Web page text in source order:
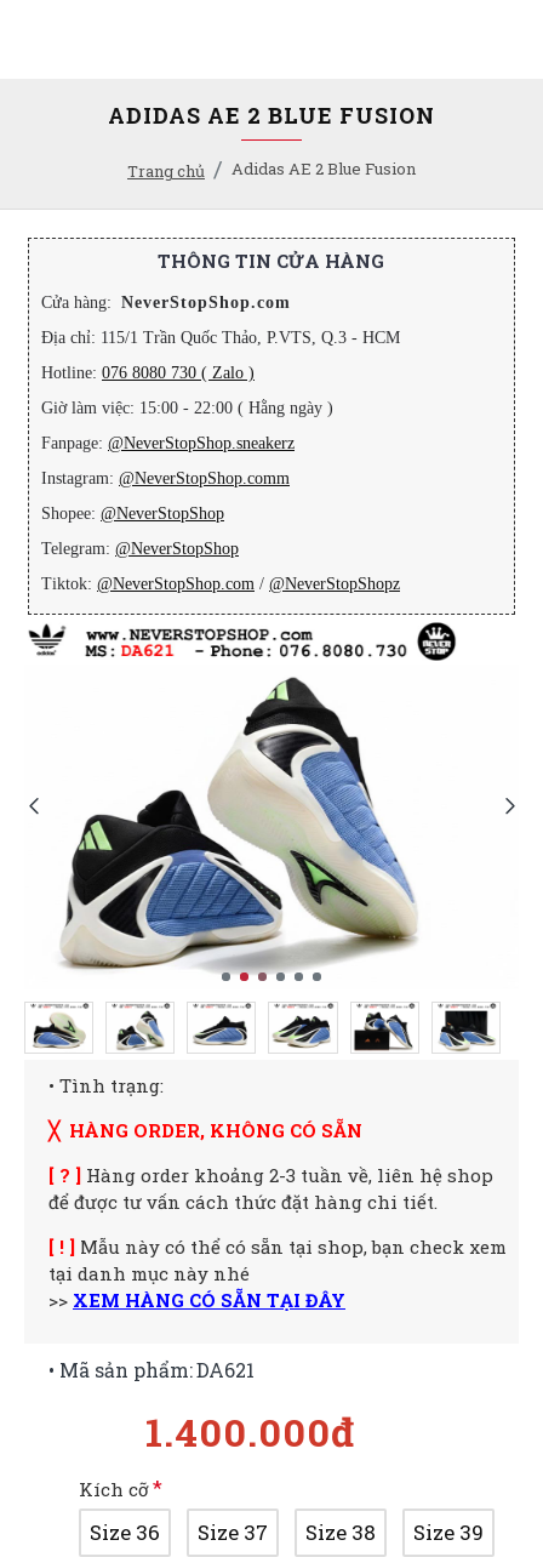
Trang chủ Adidas AE 2 Blue Fusion
ADIDAS AE 2 BLUE FUSION
THÔNG TIN CỬA HÀNG
Cửa hàng: NeverStopShop.com
Địa chỉ: 115/1 Trần Quốc Thảo, P.VTS, Q.3 - HCM
Hotline: 076 8080 730 ( Zalo )
Giờ làm việc: 15:00 - 22:00 ( Hằng ngày )
Fanpage: @NeverStopShop.sneakerz
Instagram: @NeverStopShop.comm
Shopee: @NeverStopShop
Telegram: @NeverStopShop
Tiktok: @NeverStopShop.com / @NeverStopShopz
• Tình trạng:
╳ HÀNG ORDER, KHÔNG CÓ SẴN
[ ? ] Hàng order khoảng 2-3 tuần về, liên hệ shop
để được tư vấn cách thức đặt hàng chi tiết.
[ ! ] Mẫu này có thể có sẵn tại shop, bạn check xem
tại danh mục này nhé
>> XEM HÀNG CÓ SẴN TẠI ĐÂY
1.400.000đ
• Mã sản phẩm:DA621
Kích cỡ
Size 36 Size 37 Size 38 Size 39